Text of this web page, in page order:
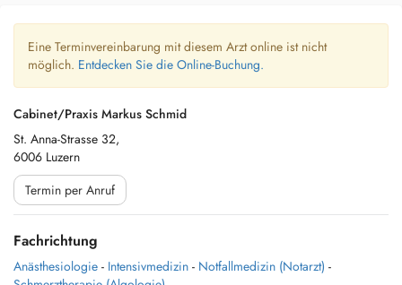
Eine Terminvereinbarung mit diesem Arzt online ist nicht
möglich. Entdecken Sie die Online-Buchung.
Cabinet/Praxis Markus Schmid
St. Anna-Strasse 32,
6006 Luzern
Termin per Anruf
Fachrichtung
Anästhesiologie - Intensivmedizin - Notfallmedizin (Notarzt) -